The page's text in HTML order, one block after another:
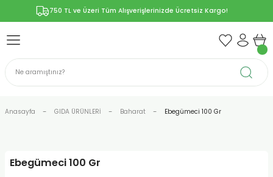
750 TL ve Üzeri Tüm Alışverişlerinizde Ücretsiz Kargo!
Geri Dön
Propolis
Geri Dön
Geri Dön
Geri Dön
KAPSÜLLER
Geri Dön
Anasayfa GIDA ÜRÜNLERİ Baharat Ebegümeci 100 Gr
Ebegümeci 100 Gr